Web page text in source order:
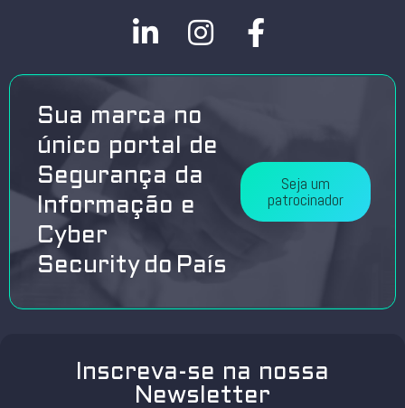
Sua marca no
único portal de
Segurança da
Informação e
Cyber
Security do País
Seja um
patrocinador
Inscreva-se na nossa
Newsletter